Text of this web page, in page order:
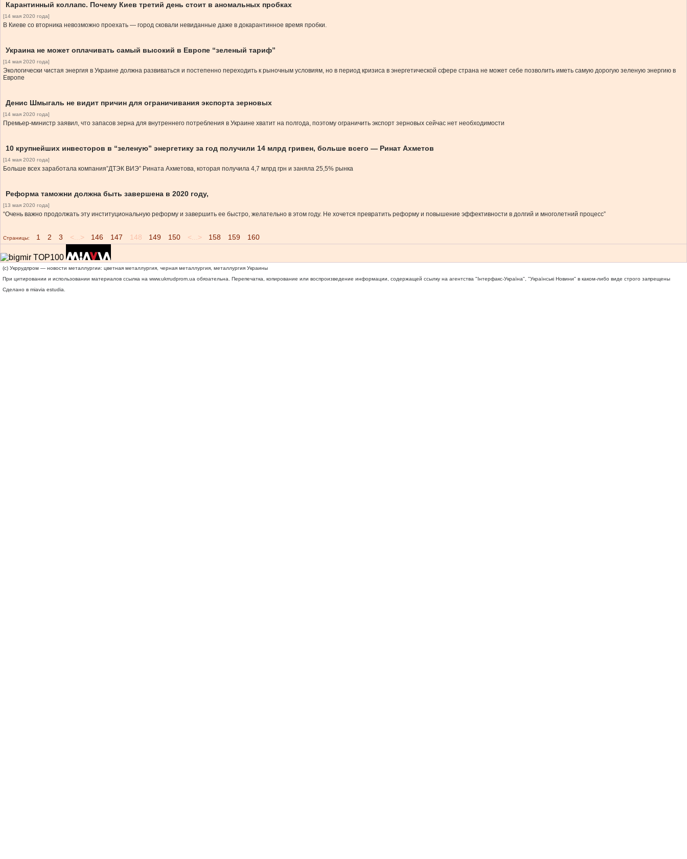
Карантинный коллапс. Почему Киев третий день стоит в аномальных пробках
[14 мая 2020 года]
В Киеве со вторника невозможно проехать — город сковали невиданные даже в докарантинное время пробки.
Украина не может оплачивать самый высокий в Европе “зеленый тариф”
[14 мая 2020 года]
Экологически чистая энергия в Украине должна развиваться и постепенно переходить к рыночным условиям, но в период кризиса в энергетической сфере страна не может себе позволить иметь самую дорогую зеленую энергию в
Европе
Денис Шмыгаль не видит причин для ограничивания экспорта зерновых
[14 мая 2020 года]
Премьер-министр заявил, что запасов зерна для внутреннего потребления в Украине хватит на полгода, поэтому ограничить экспорт зерновых сейчас нет необходимости
10 крупнейших инвесторов в “зеленую” энергетику за год получили 14 млрд гривен, больше всего — Ринат Ахметов
[14 мая 2020 года]
Больше всех заработала компания”ДТЭК ВИЭ” Рината Ахметова, которая получила 4,7 млрд грн и заняла 25,5% рынка
Реформа таможни должна быть завершена в 2020 году,
[13 мая 2020 года]
“Очень важно продолжать эту институциональную реформу и завершить ее быстро, желательно в этом году. Не хочется превратить реформу и повышение эффективности в долгий и многолетний процесс”
Страницы: 1 2 3 <...> 146 147 148 149 150 <...> 158 159 160
(c) Укррудпром — новости металлургии: цветная металлургия, черная металлургия, металлургия Украины
При цитировании и использовании материалов ссылка на www.ukrrudprom.ua обязательна. Перепечатка, копирование или воспроизведение информации, содержащей ссылку на агентства "Iнтерфакс-Україна", "Українськi Новини" в каком-либо виде строго запрещены
Сделано в miavia estudia.